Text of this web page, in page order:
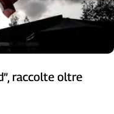
raccolte oltre